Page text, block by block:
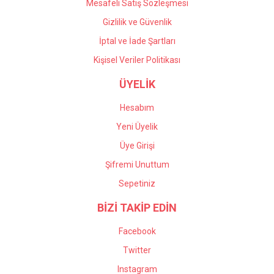
Mesafeli Satış Sözleşmesi
Gizlilik ve Güvenlik
İptal ve İade Şartları
Kişisel Veriler Politikası
ÜYELİK
Hesabım
Yeni Üyelik
Üye Girişi
Şifremi Unuttum
Sepetiniz
BİZİ TAKİP EDİN
Facebook
Twitter
Instagram